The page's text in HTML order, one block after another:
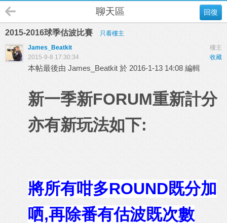
回復
聊天區
2015-2016球季估波比賽
只看樓主
樓主
James_Beatkit
收藏
2015-9-8 17:30:34
本帖最後由 James_Beatkit 於 2016-1-13 14:08 編輯
新一季新FORUM重新計分
亦有新玩法如下:
將所有咁多ROUND既分加
哂,再除番有估波既次數